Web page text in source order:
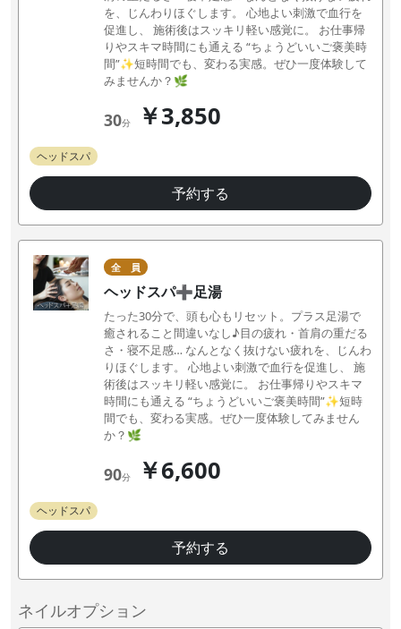
を、じんわりほぐします。 心地よい刺激で血行を
促進し、 施術後はスッキリ軽い感覚に。 お仕事帰
りやスキマ時間にも通える “ちょうどいいご褒美時
間”✨短時間でも、変わる実感。ぜひ一度体験して
みませんか？🌿
30分 ￥3,850
ヘッドスパ
予約する
全 員
ヘッドスパ➕足湯
たった30分で、頭も心もリセット。プラス足湯で
癒されること間違いなし♪目の疲れ・首肩の重だる
さ・寝不足感… なんとなく抜けない疲れを、じんわ
りほぐします。 心地よい刺激で血行を促進し、 施
術後はスッキリ軽い感覚に。 お仕事帰りやスキマ
時間にも通える “ちょうどいいご褒美時間”✨短時
間でも、変わる実感。ぜひ一度体験してみません
か？🌿
90分 ￥6,600
ヘッドスパ
予約する
ネイルオプション